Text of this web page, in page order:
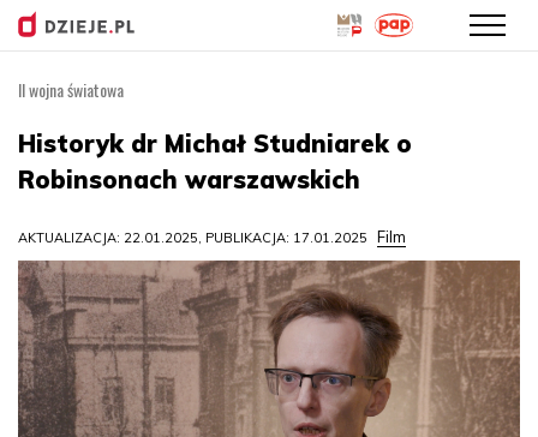
treści
II wojna światowa
Historyk dr Michał Studniarek o
Robinsonach warszawskich
AKTUALIZACJA: 22.01.2025, PUBLIKACJA: 17.01.2025 Film